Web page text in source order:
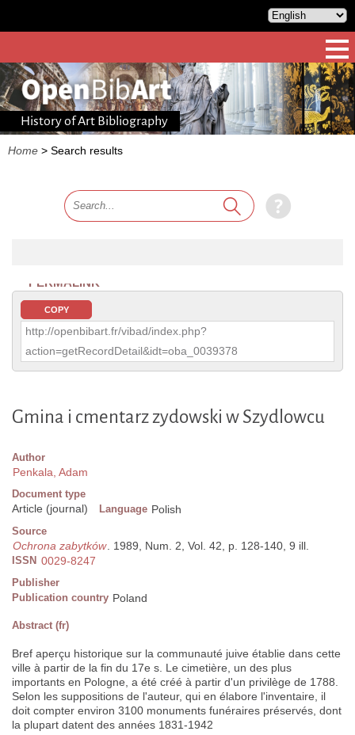
History of Art Bibliography
Home > Search results
PERMALINK
COPY
http://openbibart.fr/vibad/index.php?
action=getRecordDetail&idt=oba_0039378
Gmina i cmentarz zydowski w Szydlowcu
Author
Penkala, Adam
Document type
Article (journal) Language Polish
Source
Ochrona zabytków. 1989, Num. 2, Vol. 42, p. 128-140, 9 ill.
ISSN 0029-8247
Publisher
Publication country Poland
Abstract (fr)
Bref aperçu historique sur la communauté juive établie dans cette
ville à partir de la fin du 17e s. Le cimetière, un des plus
importants en Pologne, a été créé à partir d'un privilège de 1788.
Selon les suppositions de l'auteur, qui en élabore l'inventaire, il
doit compter environ 3100 monuments funéraires préservés, dont
la plupart datent des années 1831-1942